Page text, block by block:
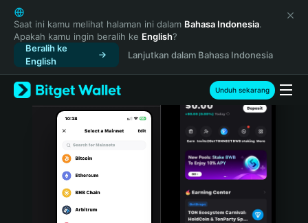
English
日本語
Tiếng Việt
Русский
Español (Latinoamérica)
Türkçe
Italiano
Português (Portugal)
Bahasa Indonesia
Saat ini kamu melihat halaman ini dalam Bahasa Indonesia.
Apakah kamu ingin beralih ke English?
Beralih ke
English
Lanjutkan dalam Bahasa Indonesia
Unduh sekarang